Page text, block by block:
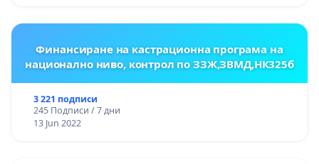
Финансиране на кастрационна програма на
национално ниво, контрол по ЗЗЖ,ЗВМД,НК325б
3 221 подписи
245 Подписи / 7 дни
13 Jun 2022